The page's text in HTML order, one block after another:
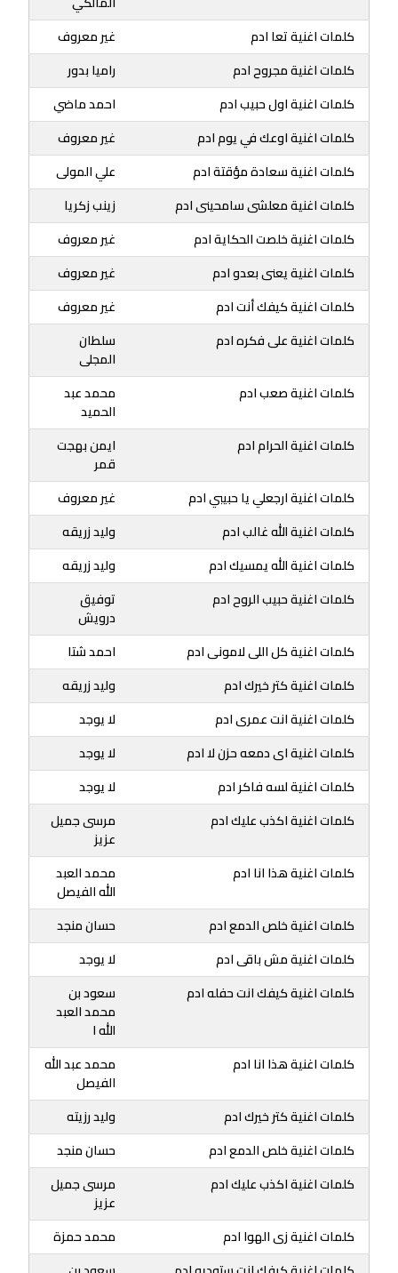
كلمات اغنية تعا ادم
غير معروف
كلمات اغنية مجروح ادم
راميا بدور
كلمات اغنية اول حبيب ادم
احمد ماضي
كلمات اغنية اوعك في يوم ادم
غير معروف
كلمات اغنية سعادة مؤقتة ادم
علي المولى
كلمات اغنية معلشى سامحينى ادم
زينب زكريا
كلمات اغنية خلصت الحكاية ادم
غير معروف
كلمات اغنية يعنى بعدو ادم
غير معروف
كلمات اغنية كيفك أنت ادم
غير معروف
كلمات اغنية على فكره ادم
سلطان
المجلى
كلمات اغنية صعب ادم
محمد عبد
الحميد
كلمات اغنية الحرام ادم
ايمن بهجت
قمر
كلمات اغنية ارجعلي يا حبيبي ادم
غير معروف
كلمات اغنية الله غالب ادم
وليد زريقه
كلمات اغنية الله يمسيك ادم
وليد زريقه
كلمات اغنية حبيب الروح ادم
توفيق
درويش
كلمات اغنية كل اللى لامونى ادم
احمد شتا
كلمات اغنية كتر خيرك ادم
وليد زريقه
كلمات اغنية انت عمرى ادم
لا يوجد
كلمات اغنية اى دمعه حزن لا ادم
لا يوجد
كلمات اغنية لسه فاكر ادم
لا يوجد
كلمات اغنية اكذب عليك ادم
مرسى جميل
عزيز
كلمات اغنية هذا انا ادم
محمد العبد
الله الفيصل
كلمات اغنية خلص الدمع ادم
حسان منجد
كلمات اغنية مش باقى ادم
لا يوجد
كلمات اغنية كيفك انت حفله ادم
سعود بن
محمد العبد
الله ا
كلمات اغنية هذا انا ادم
محمد عبد الله
الفيصل
كلمات اغنية كتر خيرك ادم
وليد رزيته
كلمات اغنية خلص الدمع ادم
حسان منجد
كلمات اغنية اكذب عليك ادم
مرسى جميل
عزيز
كلمات اغنية زى الهوا ادم
محمد حمزة